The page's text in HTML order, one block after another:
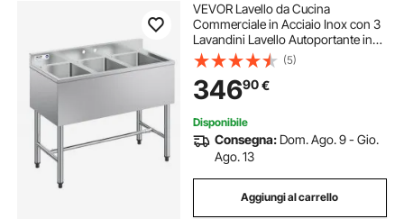
VEVOR Lavello da Cucina
Commerciale in Acciaio Inox con 3
Lavandini Lavello Autoportante in
Acciaio Inox 304 Lavandino Singolo
254x356x254 mm per Bar,
Ristorante, Hotel, Cucina
Commerciale
(5)
34690€
Disponibile
Consegna: Dom. Ago. 9 - Gio.
Ago. 13
Aggiungi al carrello